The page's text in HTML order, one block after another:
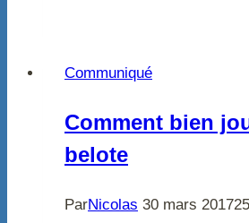
Communiqué
Comment bien
belote
ParNicolas 30 mars 2017